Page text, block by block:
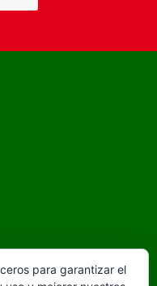
para garantizar el